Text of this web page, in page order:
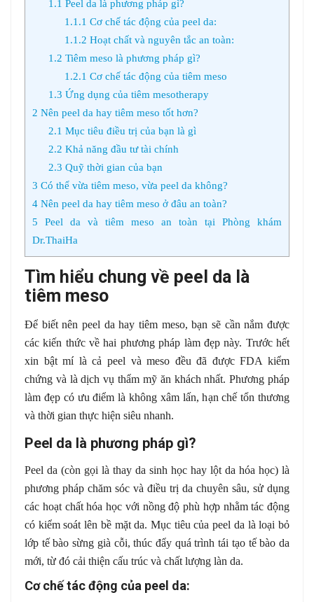
1.1 Peel da là phương pháp gì?
1.1.1 Cơ chế tác động của peel da:
1.1.2 Hoạt chất và nguyên tắc an toàn:
1.2 Tiêm meso là phương pháp gì?
1.2.1 Cơ chế tác động của tiêm meso
1.3 Ứng dụng của tiêm mesotherapy
2 Nên peel da hay tiêm meso tốt hơn?
2.1 Mục tiêu điều trị của bạn là gì
2.2 Khả năng đầu tư tài chính
2.3 Quỹ thời gian của bạn
3 Có thể vừa tiêm meso, vừa peel da không?
4 Nên peel da hay tiêm meso ở đâu an toàn?
5 Peel da và tiêm meso an toàn tại Phòng khám
Dr.ThaiHa
Tìm hiểu chung về peel da là
tiêm meso
Để biết nên peel da hay tiêm meso, bạn sẽ cần nắm được
các kiến thức về hai phương pháp làm đẹp này. Trước hết
xin bật mí là cả peel và meso đều đã được FDA kiểm
chứng và là dịch vụ thẩm mỹ ăn khách nhất. Phương pháp
làm đẹp có ưu điểm là không xâm lấn, hạn chế tổn thương
và thời gian thực hiện siêu nhanh.
Peel da là phương pháp gì?
Peel da (còn gọi là thay da sinh học hay lột da hóa học) là
phương pháp chăm sóc và điều trị da chuyên sâu, sử dụng
các hoạt chất hóa học với nồng độ phù hợp nhằm tác động
có kiểm soát lên bề mặt da. Mục tiêu của peel da là loại bỏ
lớp tế bào sừng già cỗi, thúc đẩy quá trình tái tạo tế bào da
mới, từ đó cải thiện cấu trúc và chất lượng làn da.
Cơ chế tác động của peel da: